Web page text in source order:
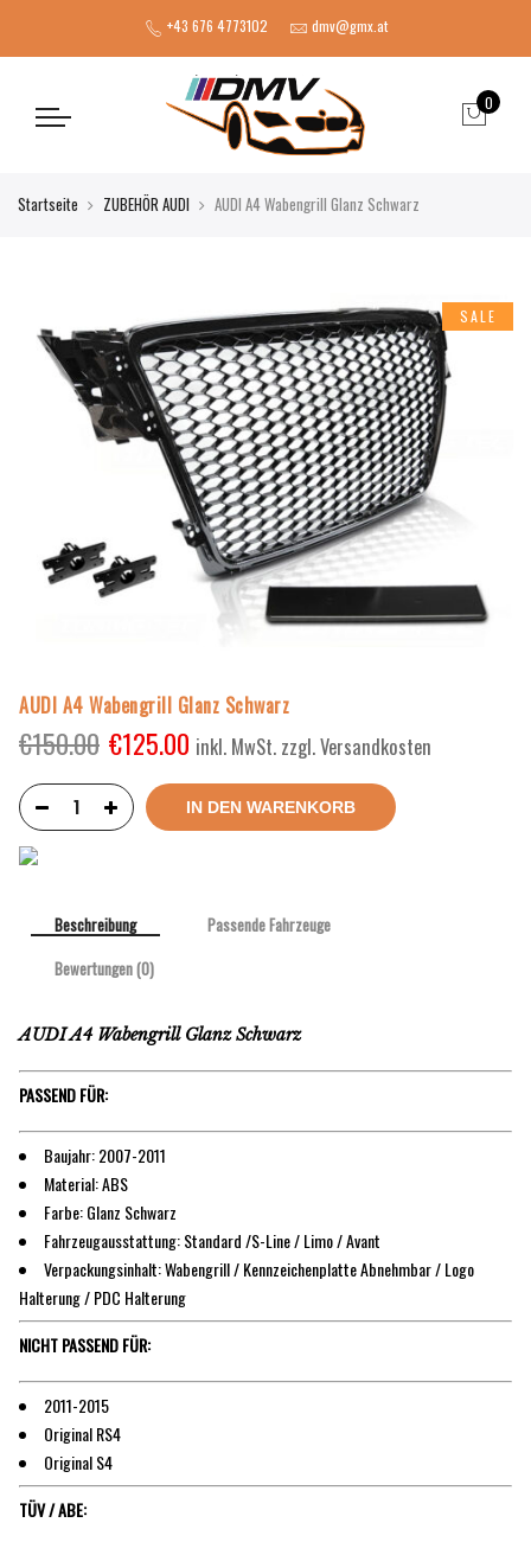
+43 676 4773102 dmv@gmx.at
0
Startseite ZUBEHÖR AUDI AUDI A4 Wabengrill Glanz Schwarz
SALE
AUDI A4 Wabengrill Glanz Schwarz
€150.00 €125.00 inkl. MwSt. zzgl. Versandkosten
IN DEN WARENKORB
Beschreibung
Passende Fahrzeuge
Bewertungen (0)
AUDI A4 Wabengrill Glanz Schwarz
PASSEND FÜR:
Baujahr: 2007-2011
Material: ABS
Farbe: Glanz Schwarz
Fahrzeugausstattung: Standard /S-Line / Limo / Avant
Verpackungsinhalt: Wabengrill / Kennzeichenplatte Abnehmbar / Logo
Halterung / PDC Halterung
NICHT PASSEND FÜR:
2011-2015
Original RS4
Original S4
TÜV / ABE: